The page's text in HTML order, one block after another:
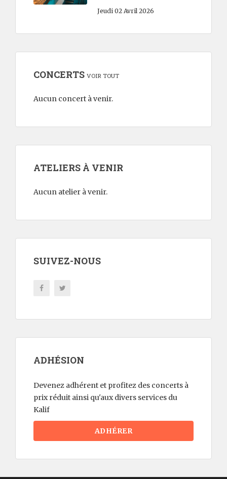
Jeudi 02 Avril 2026
CONCERTS VOIR TOUT
Aucun concert à venir.
ATELIERS À VENIR
Aucun atelier à venir.
SUIVEZ-NOUS
ADHÉSION
Devenez adhérent et profitez des concerts à
prix réduit ainsi qu'aux divers services du
Kalif